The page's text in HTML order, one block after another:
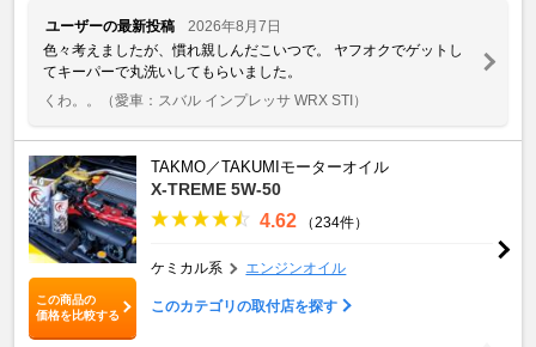
ユーザーの最新投稿
2026年8月7日
色々考えましたが、慣れ親しんだこいつで。 ヤフオクでゲットし
てキーパーで丸洗いしてもらいました。
くわ。。
（愛車：スバル インプレッサ WRX STI）
この商品の
価格を比較する
TAKMO／TAKUMIモーターオイル
X-TREME 5W-50
4.62 （234件）
ケミカル系 エンジンオイル
このカテゴリの取付店を探す